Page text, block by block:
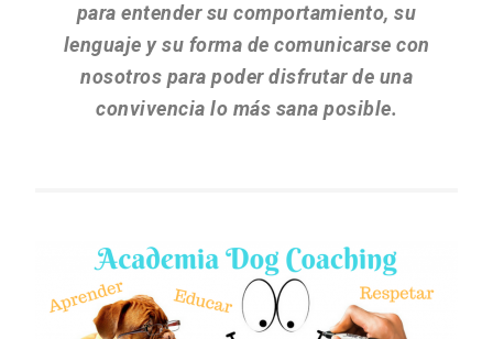
para entender su comportamiento, su
lenguaje y su forma de comunicarse con
nosotros para poder disfrutar de una
convivencia lo más sana posible.